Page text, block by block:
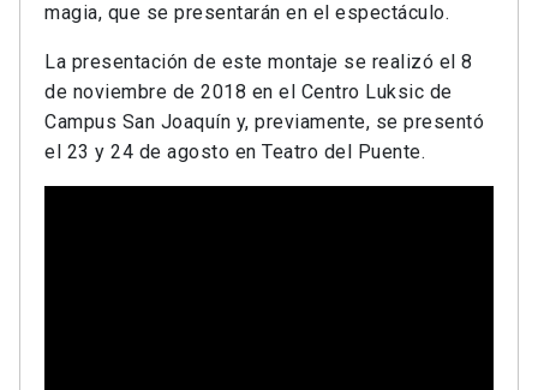
magia, que se presentarán en el espectáculo.
La presentación de este montaje se realizó el 8
de noviembre de 2018 en el Centro Luksic de
Campus San Joaquín y, previamente, se presentó
el 23 y 24 de agosto en Teatro del Puente.